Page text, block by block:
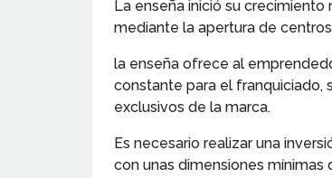
La enseña inició su
mediante la apertura de
la enseña ofrece al
constante para el franquiciado,
exclusivos de la marca.
Es necesario realizar una
con unas dimensiones mínimas